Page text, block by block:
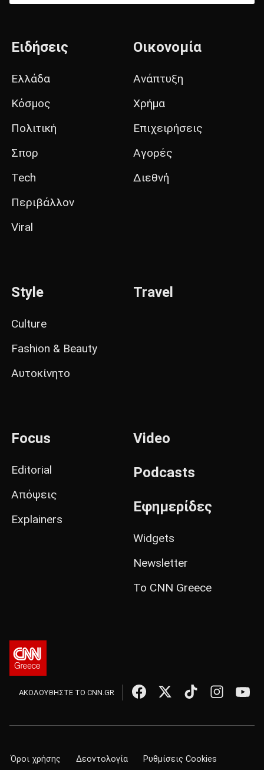
Ειδήσεις
Ελλάδα
Κόσμος
Πολιτική
Σπορ
Tech
Περιβάλλον
Viral
Οικονομία
Ανάπτυξη
Χρήμα
Επιχειρήσεις
Αγορές
Διεθνή
Style
Culture
Fashion & Beauty
Αυτοκίνητο
Travel
Focus
Editorial
Απόψεις
Explainers
Video
Podcasts
Εφημερίδες
Widgets
Newsletter
Το CNN Greece
ΑΚΟΛΟΥΘΗΣΤΕ ΤΟ CNN.GR
Όροι χρήσης Δεοντολογία Ρυθμίσεις Cookies